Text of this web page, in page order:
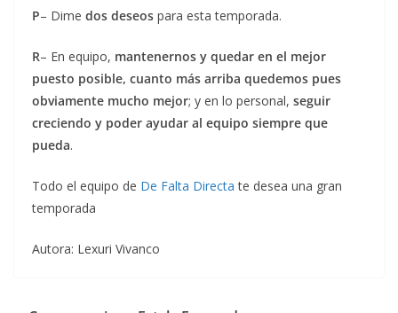
P– Dime dos deseos para esta temporada.
R– En equipo, mantenernos y quedar en el mejor
puesto posible, cuanto más arriba quedemos pues
obviamente mucho mejor; y en lo personal, seguir
creciendo y poder ayudar al equipo siempre que
pueda.
Todo el equipo de De Falta Directa te desea una gran
temporada
Autora: Lexuri Vivanco